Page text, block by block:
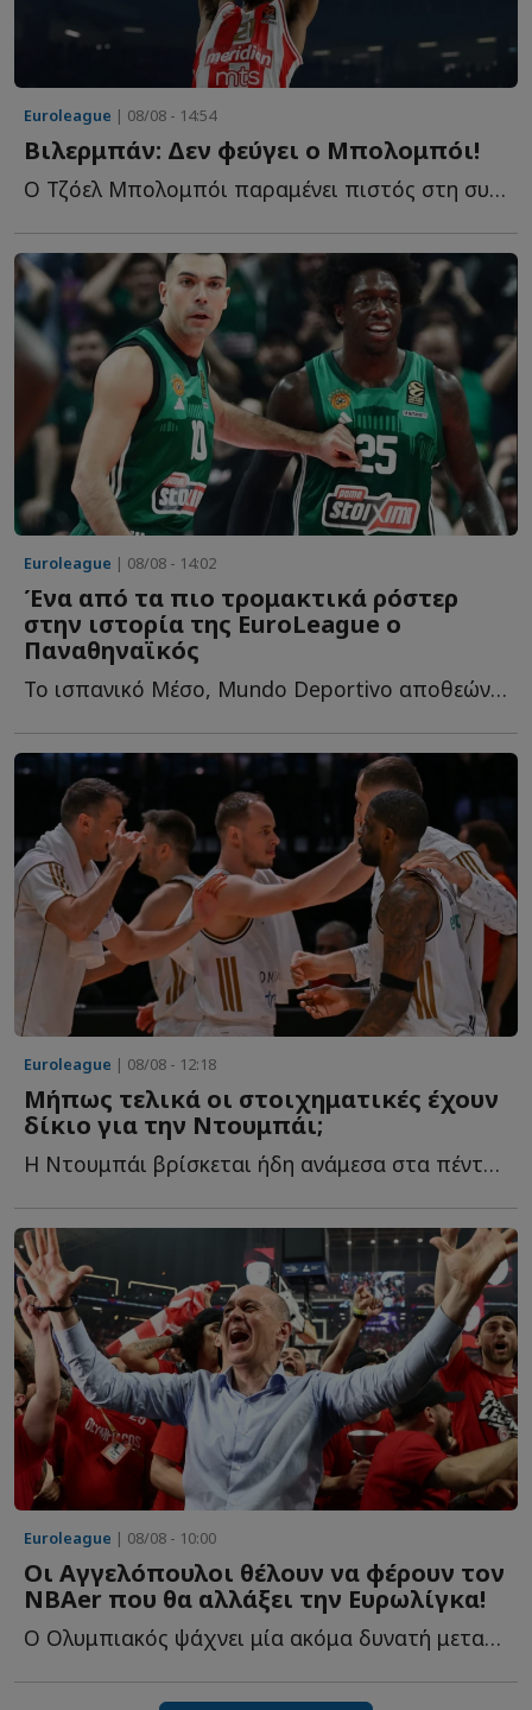
Euroleague | 08/08 - 14:54
Βιλερμπάν: Δεν φεύγει ο Μπολομπόι!
Ο Τζόελ Μπολομπόι παραμένει πιστός στη συμφωνία του μ...
Euroleague | 08/08 - 14:02
Ένα από τα πιο τρομακτικά ρόστερ
στην ιστορία της EuroLeague ο
Παναθηναϊκός
Το ισπανικό Μέσο, Mundo Deportivo αποθεώνει το ρόστερ του «...
Euroleague | 08/08 - 12:18
Μήπως τελικά οι στοιχηματικές έχουν
δίκιο για την Ντουμπάι;
Η Ντουμπάι βρίσκεται ήδη ανάμεσα στα πέντε μεγαλύτερα φ...
Euroleague | 08/08 - 10:00
Οι Αγγελόπουλοι θέλουν να φέρουν τον
NBAer που θα αλλάξει την Ευρωλίγκα!
Ο Ολυμπιακός ψάχνει μία ακόμα δυνατή μεταγραφή και ξ...